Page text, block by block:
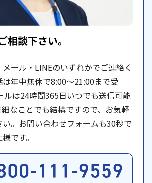
相談下さい。
メール・LINEのいずれかでご連絡く
年中無休で8:00〜21:00まで受
ルは24時間365日いつでも送信可能
なことでも結構ですので、お気軽
い。お問い合わせフォームも30秒で
です。